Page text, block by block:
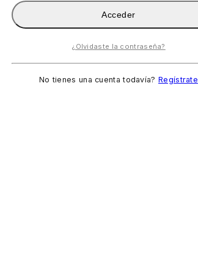
Acceder
¿Olvidaste la contraseña?
No tienes una cuenta todavía? Regístrate